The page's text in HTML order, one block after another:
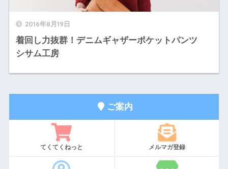
2016年8月19日
着回し力抜群！デニムギャザーポケットパンツ
シサム工房
ご案内
てくてくねっと メルマガ登録